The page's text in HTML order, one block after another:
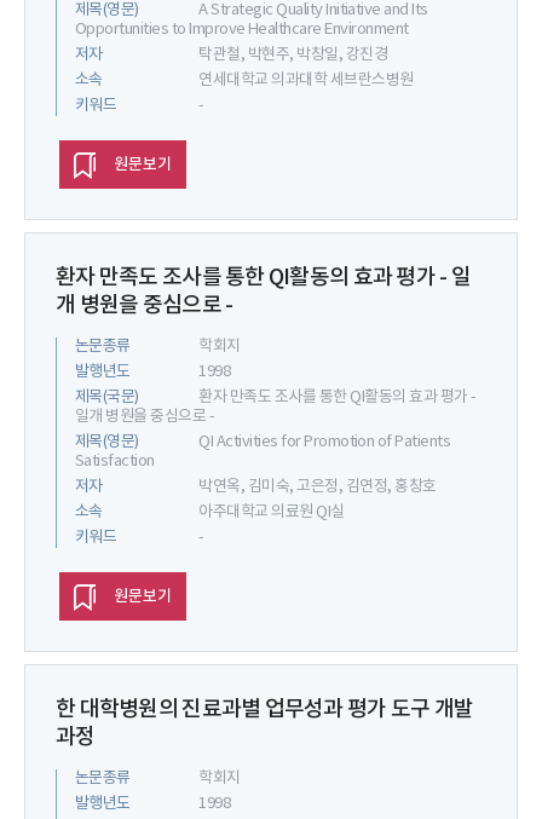
제목(영문)
A Strategic Quality Initiative and Its
Opportunities to Improve Healthcare Environment
저자
탁관철, 박현주, 박창일, 강진경
소속
연세대학교 의과대학 세브란스병원
키워드
-
원문보기
환자 만족도 조사를 통한 QI활동의 효과 평가 - 일
개 병원을 중심으로 -
논문종류
학회지
발행년도
1998
제목(국문)
환자 만족도 조사를 통한 QI활동의 효과 평가 -
일개 병원을 중심으로 -
제목(영문)
QI Activities for Promotion of Patients
Satisfaction
저자
박연옥, 김미숙, 고은정, 김연정, 홍창호
소속
아주대학교 의료원 QI실
키워드
-
원문보기
한 대학병원의 진료과별 업무성과 평가 도구 개발
과정
논문종류
학회지
발행년도
1998